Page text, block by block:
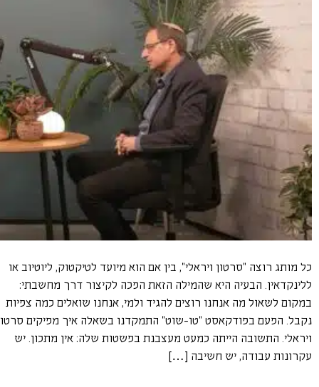
כל מותג רוצה "סרטון ויראלי", בין אם הוא מיועד לטיקטוק, ליוטיוב או
ללינקדאין. הבעיה היא שהמילה הזאת הפכה לקיצור דרך מחשבתי:
במקום לשאול מה אנחנו רוצים להגיד ולמי, אנחנו שואלים כמה צפיות
נקבל. הפעם בפודקאסט "טו-שוט" התמקדנו בשאלה איך מפיקים
ויראלי. התשובה הייתה כמעט מעצבנת בפשטות שלה: אין מתכון. יש
עקרונות עבודה, יש חשיבה […]